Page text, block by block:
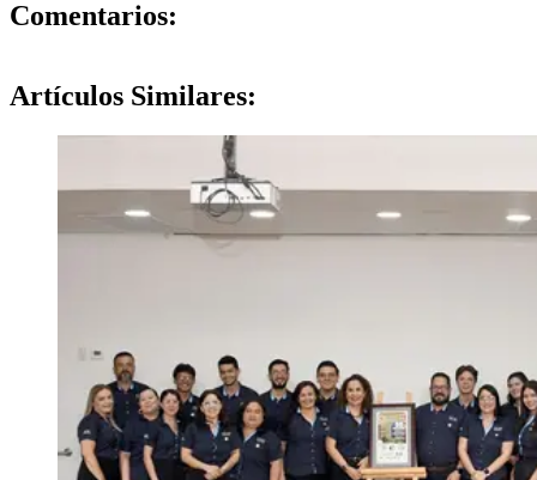
Comentarios:
Artículos Similares: